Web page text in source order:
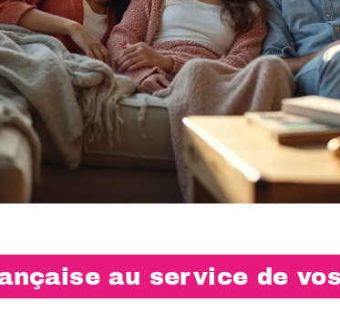
au service de